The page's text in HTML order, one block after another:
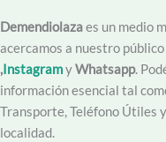
Demendiolazaes un medio
acercamos a nuestro
,InstagramyWhatsapp.
información esencial tal
Transporte, Teléfono Útiles
localidad.